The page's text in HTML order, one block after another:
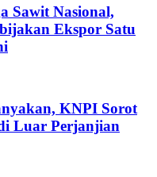
Sawit Nasional,
Ekspor Satu
KNPI Sorot
Luar Perjanjian